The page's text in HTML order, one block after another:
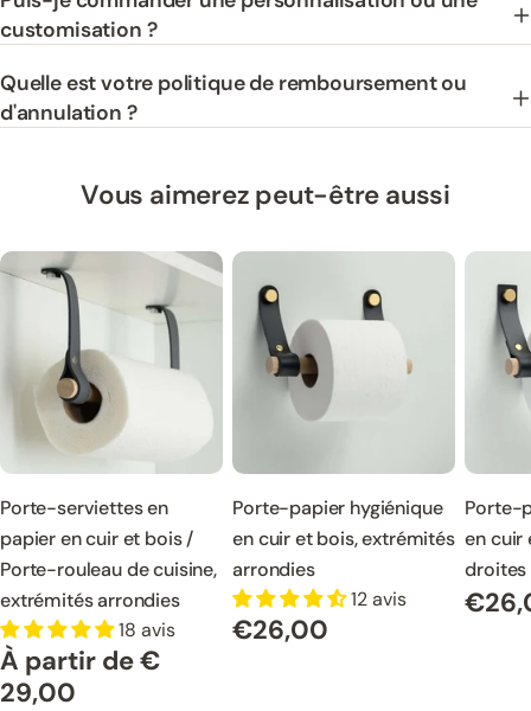
customisation ?
Quelle est votre politique de remboursement ou
d'annulation ?
Vous aimerez peut-être aussi
Porte-serviettes en
papier en cuir et bois /
Porte-rouleau de cuisine,
extrémités arrondies
18 avis
Prix
normal
À partir de €
29,00
Porte-papier hygiénique
en cuir et bois, extrémités
arrondies
12 avis
Prix
€26,00
Porte-
en cuir
droites
Prix